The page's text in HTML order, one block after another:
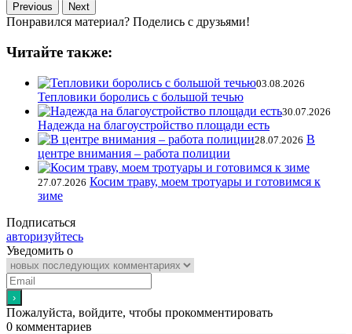
Previous Next
Понравился материал? Поделись с друзьями!
Читайте также:
03.08.2026
Тепловики боролись с большой течью
30.07.2026
Надежда на благоустройство площади есть
28.07.2026 В
центре внимания – работа полиции
27.07.2026 Косим траву, моем тротуары и готовимся к
зиме
Подписаться
авторизуйтесь
Уведомить о
Пожалуйста, войдите, чтобы прокомментировать
0 комментариев